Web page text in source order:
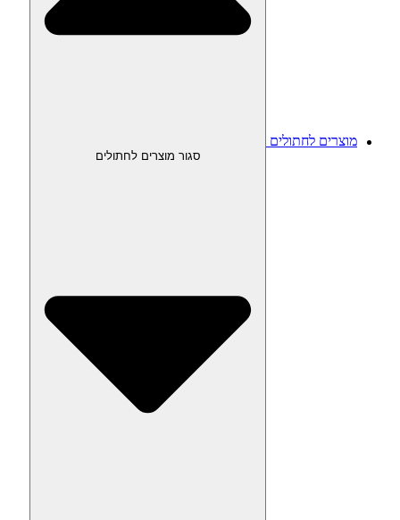
מוצרים לחתולים
סגור מוצרים לחתולים